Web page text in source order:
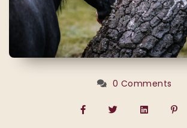
0 Comments